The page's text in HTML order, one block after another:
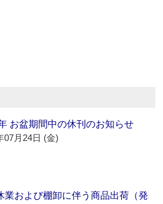
お盆期間中の休刊のお知らせ
07月24日 (金)
業および棚卸に伴う商品出荷（発